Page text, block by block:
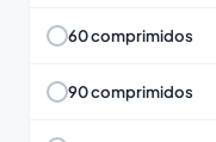
60 comprimidos
90 comprimidos